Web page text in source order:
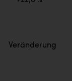
Stk.